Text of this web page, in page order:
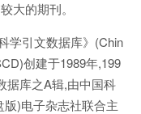
大的期刊。
学引文数据库》(Chin
创建于1989年,199
据库之A辑,由中国科
)电子杂志社联合主